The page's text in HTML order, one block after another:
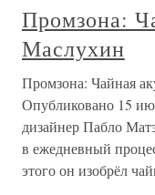
Промзона:
Маслухин
Промзона: Чайная
Опубликовано 15
дизайнер Пабло
в ежедневный
этого он изобрёл